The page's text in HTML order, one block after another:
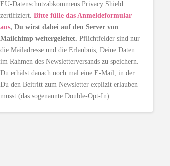
EU-Datenschutzabkommens Privacy Shield
zertifiziert.Bitte fülle das Anmeldeformular
aus, Du wirst dabei auf den Server von
Mailchimp weitergeleitet. Pflichtfelder sind nur
die Mailadresse und die Erlaubnis, Deine Daten
im Rahmen des Newsletterversands zu speichern.
Du erhälst danach noch mal eine E-Mail, in der
Du den Beitritt zum Newsletter explizit erlauben
musst (das sogenannte Double-Opt-In).